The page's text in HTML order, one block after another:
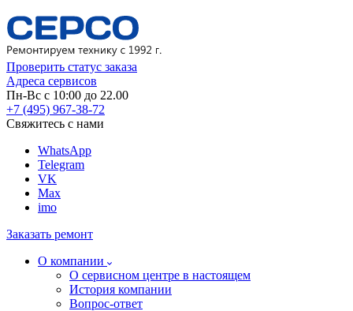
Проверить статус заказа
Адреса сервисов
Пн-Вс с 10:00 до 22.00
+7 (495) 967-38-72
Свяжитесь с нами
WhatsApp
Telegram
VK
Max
imo
Заказать ремонт
О компании
О сервисном центре в настоящем
История компании
Вопрос-ответ